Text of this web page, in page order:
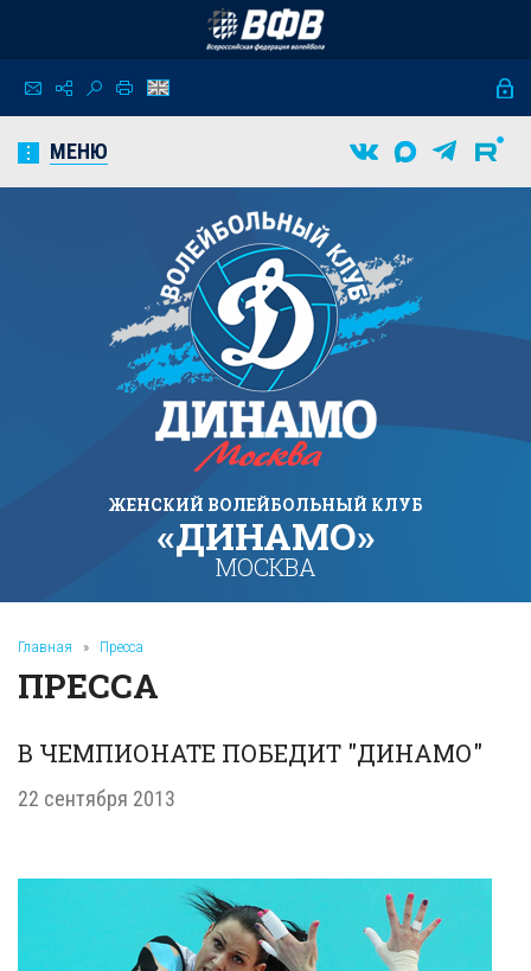
МЕНЮ
ЖЕНСКИЙ ВОЛЕЙБОЛЬНЫЙ КЛУБ
«ДИНАМО»
МОСКВА
Главная » Пресса
ПРЕССА
В ЧЕМПИОНАТЕ ПОБЕДИТ "ДИНАМО"
22 сентября 2013